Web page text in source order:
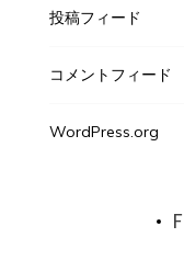
投稿フィード
コメントフィード
WordPress.org